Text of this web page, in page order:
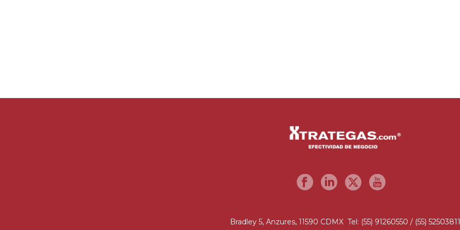
Bradley 5, Anzures, 11590 CDMX Tel: (55) 91260550 / (55) 52503811